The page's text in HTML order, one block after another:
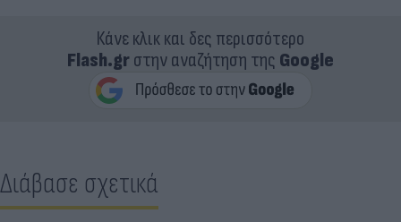
Κάνε κλικ και δες περισσότερο
Flash.grστην αναζήτηση της Google
Διάβασε σχετικά